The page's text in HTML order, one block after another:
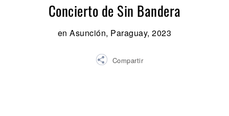
Concierto de Sin Bandera
en Asunción, Paraguay, 2023
Compartir